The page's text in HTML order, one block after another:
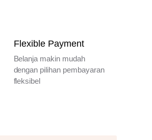
Flexible Payment
Belanja makin mudah
dengan pilihan pembayaran
fleksibel